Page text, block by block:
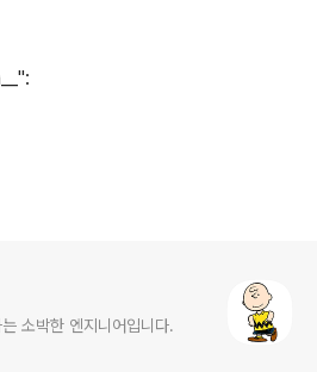
소박한 엔지니어입니다.